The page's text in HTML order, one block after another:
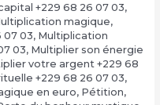
+229 68 26 07 03,
magique,
07 03, Multiplication
03, Multiplier son énergie
votre argent +229 68
+229 68 26 07 03,
en euro, Pétition,